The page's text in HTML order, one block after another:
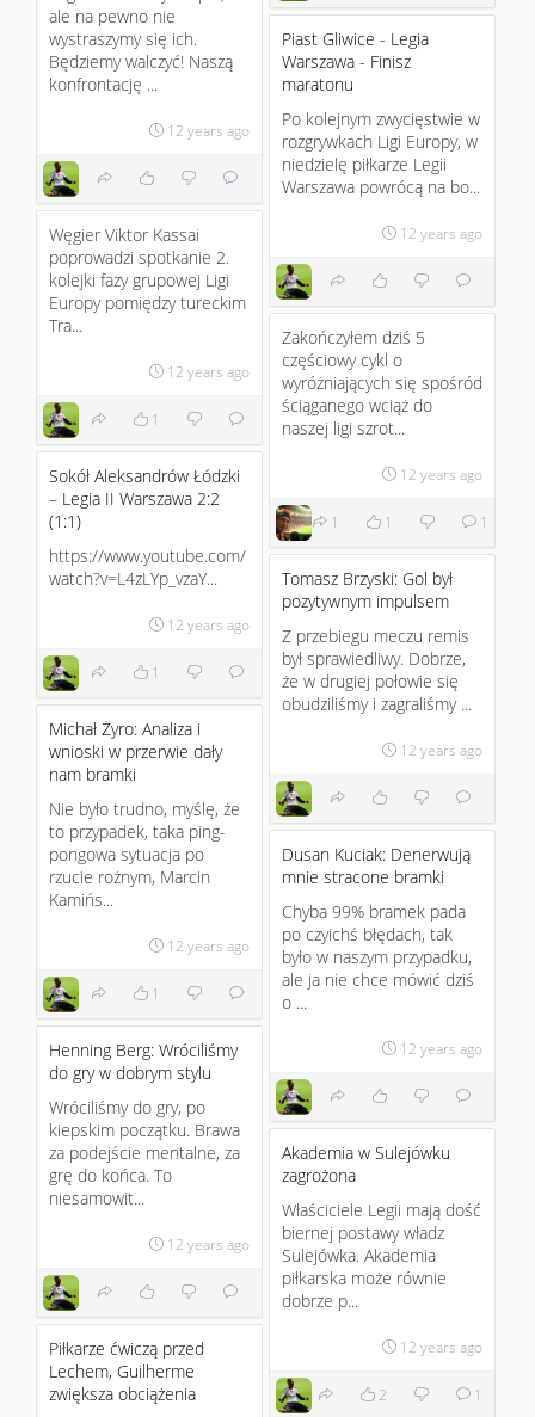
ale na pewno nie
wystraszymy się ich.
Będziemy walczyć! Naszą
konfrontację ...
12 years ago
Piast Gliwice - Legia
Warszawa - Finisz
maratonu
Po kolejnym zwycięstwie w
rozgrywkach Ligi Europy, w
niedzielę piłkarze Legii
Warszawa powrócą na bo...
12 years ago
Węgier Viktor Kassai
poprowadzi spotkanie 2.
kolejki fazy grupowej Ligi
Europy pomiędzy tureckim
Tra...
12 years ago
1
Zakończyłem dziś 5
częściowy cykl o
wyróżniających się spośród
ściąganego wciąż do
naszej ligi szrot...
12 years ago
1 1 1
Sokół Aleksandrów Łódzki
– Legia II Warszawa 2:2
(1:1)
https://www.youtube.com/
watch?v=L4zLYp_vzaY...
12 years ago
1
Tomasz Brzyski: Gol był
pozytywnym impulsem
Z przebiegu meczu remis
był sprawiedliwy. Dobrze,
że w drugiej połowie się
obudziliśmy i zagraliśmy ...
12 years ago
Michał Żyro: Analiza i
wnioski w przerwie dały
nam bramki
Nie było trudno, myślę, że
to przypadek, taka ping-
pongowa sytuacja po
rzucie rożnym, Marcin
Kamińs...
12 years ago
1
Dusan Kuciak: Denerwują
mnie stracone bramki
Chyba 99% bramek pada
po czyichś błędach, tak
było w naszym przypadku,
ale ja nie chce mówić dziś
o ...
12 years ago
Henning Berg: Wróciliśmy
do gry w dobrym stylu
Wróciliśmy do gry, po
kiepskim początku. Brawa
za podejście mentalne, za
grę do końca. To
niesamowit...
12 years ago
Akademia w Sulejówku
zagrożona
Właściciele Legii mają dość
biernej postawy władz
Sulejówka. Akademia
piłkarska może równie
dobrze p...
12 years ago
2 1
Piłkarze ćwiczą przed
Lechem, Guilherme
zwiększa obciążenia